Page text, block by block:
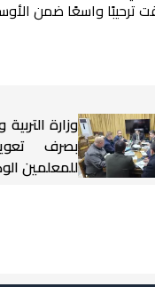
واسعًا ضمن
وزارة
بصرف
للمعلمين